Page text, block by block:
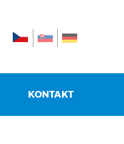
KONTAKT